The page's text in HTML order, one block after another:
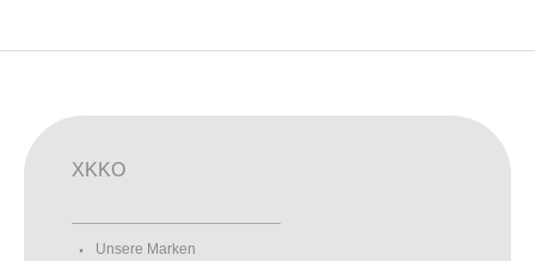
XKKO
Unsere Marken